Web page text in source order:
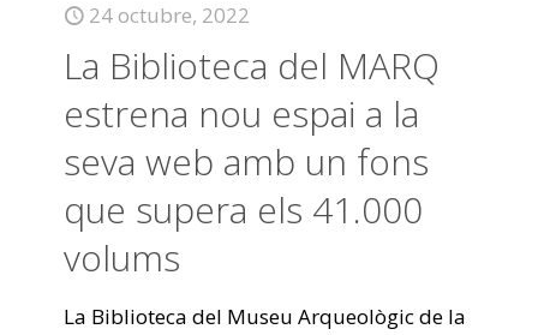
24 octubre, 2022
La Biblioteca del MARQ
estrena nou espai a la
seva web amb un fons
que supera els 41.000
volums
La Biblioteca del Museu Arqueològic de la